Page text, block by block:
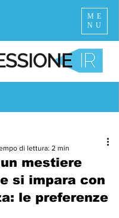
ME
NU
mestiere
si impara con
le preferenze
di lettura: 2 min